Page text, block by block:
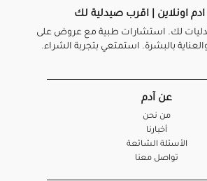
اونلاين | اقرب صيدلية لك
لك. استشارات طبية مع عروض على
بالبشرة. استمتعي بتجربة الشراء.
عن آدم
من نحن
أخبارنا
الأسئلة الشائعة
تواصل معنا